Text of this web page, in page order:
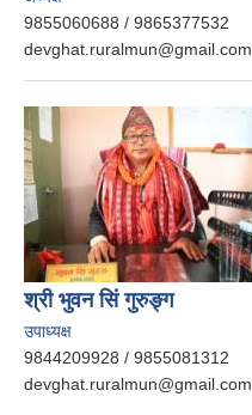
9855060688 / 9865377532
devghat.ruralmun@gmail.com
श्री भुवन सिं गुरुङ्ग
उपाध्यक्ष
9844209928 / 9855081312
devghat.ruralmun@gmail.com